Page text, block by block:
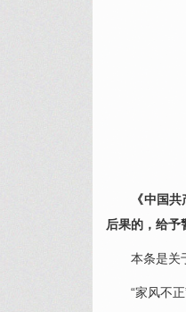
《中国共产
后果的，给予
本条是关于
“家风不正”